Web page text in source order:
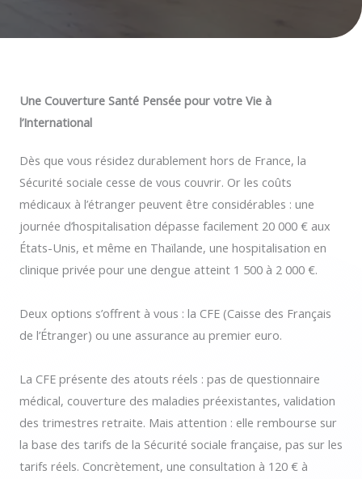
Une Couverture Santé Pensée pour votre Vie à
l’International
Dès que vous résidez durablement hors de France, la
Sécurité sociale cesse de vous couvrir. Or les coûts
médicaux à l’étranger peuvent être considérables : une
journée d’hospitalisation dépasse facilement 20 000 € aux
États-Unis, et même en Thaïlande, une hospitalisation en
clinique privée pour une dengue atteint 1 500 à 2 000 €.
Deux options s’offrent à vous : la CFE (Caisse des Français
de l’Étranger) ou une assurance au premier euro.
La CFE présente des atouts réels : pas de questionnaire
médical, couverture des maladies préexistantes, validation
des trimestres retraite. Mais attention : elle rembourse sur
la base des tarifs de la Sécurité sociale française, pas sur les
tarifs réels. Concrètement, une consultation à 120 € à